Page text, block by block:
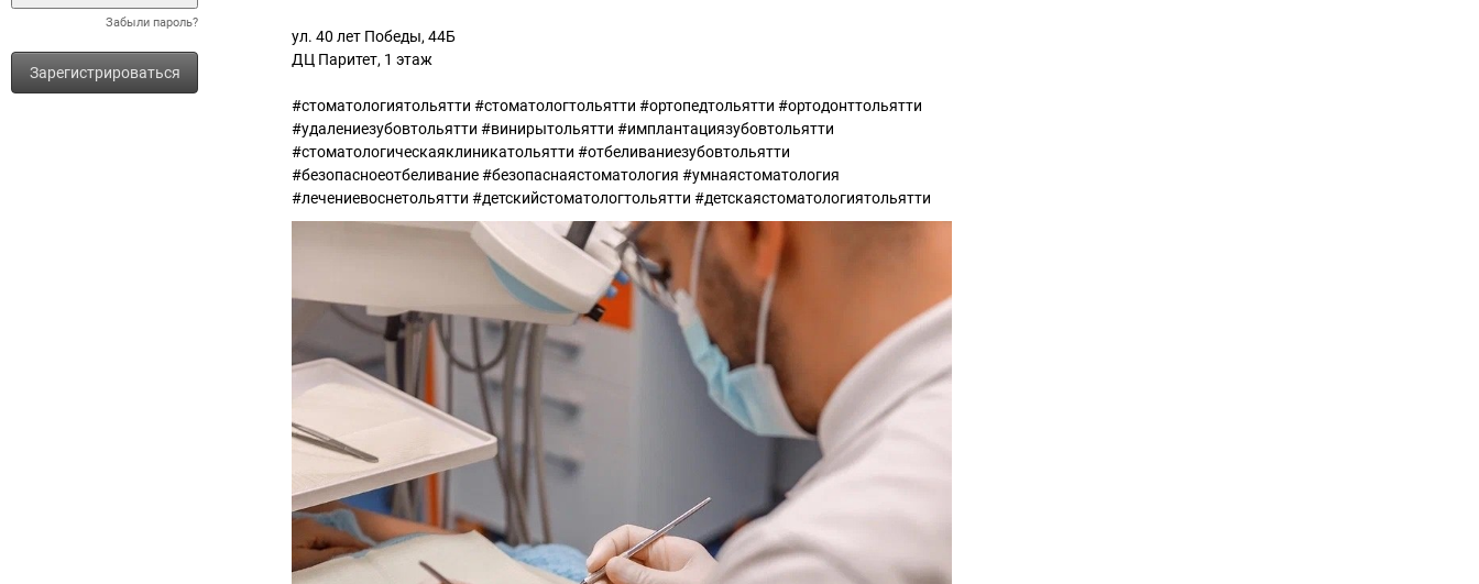
Забыли пароль?
Зарегистрироваться
ул. 40 лет Победы, 44Б
ДЦ Паритет, 1 этаж
#стоматологиятольятти #стоматологтольятти #ортопедтольятти #ортодонттольятти
#удалениезубовтольятти #винирытольятти #имплантациязубовтольятти
#стоматологическаяклиникатольятти #отбеливаниезубовтольятти
#безопасноеотбеливание #безопаснаястоматология #умнаястоматология
#лечениевоснетольятти #детскийстоматологтольятти #детскаястоматологиятольятти